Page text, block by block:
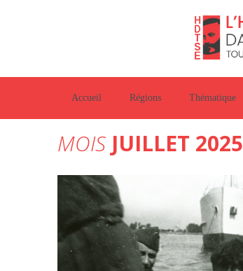
Accueil Régions Thématique
MOISJUILLET 2025